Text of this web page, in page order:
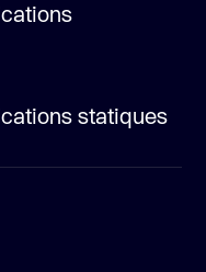
statiques